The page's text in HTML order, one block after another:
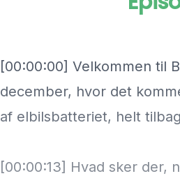
[00:00:00] Velkommen til
december, hvor det
af elbilsbatteriet, helt
[00:00:13] Hvad sker der,